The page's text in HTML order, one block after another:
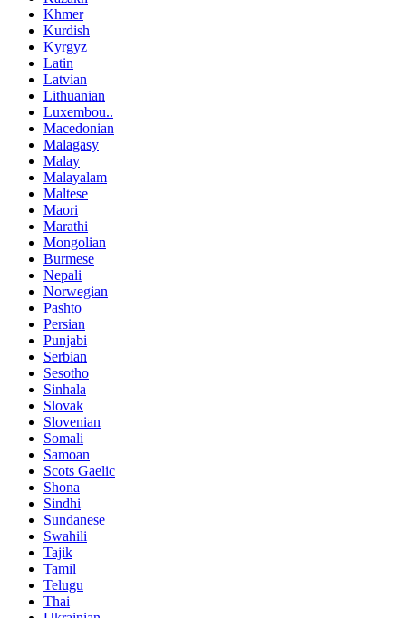
Khmer
Kurdish
Kyrgyz
Latin
Latvian
Lithuanian
Luxembou..
Macedonian
Malagasy
Malay
Malayalam
Maltese
Maori
Marathi
Mongolian
Burmese
Nepali
Norwegian
Pashto
Persian
Punjabi
Serbian
Sesotho
Sinhala
Slovak
Slovenian
Somali
Samoan
Scots Gaelic
Shona
Sindhi
Sundanese
Swahili
Tajik
Tamil
Telugu
Thai